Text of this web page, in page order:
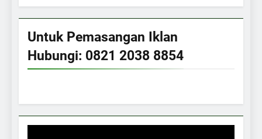
Untuk Pemasangan Iklan
Hubungi: 0821 2038 8854